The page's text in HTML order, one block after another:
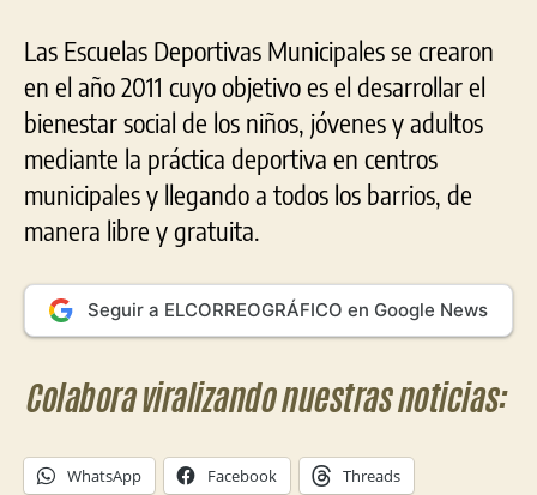
Las Escuelas Deportivas Municipales se crearon
en el año 2011 cuyo objetivo es el desarrollar el
bienestar social de los niños, jóvenes y adultos
mediante la práctica deportiva en centros
municipales y llegando a todos los barrios, de
manera libre y gratuita.
Seguir a ELCORREOGRÁFICO en Google News
Colabora viralizando nuestras noticias:
WhatsApp Facebook Threads